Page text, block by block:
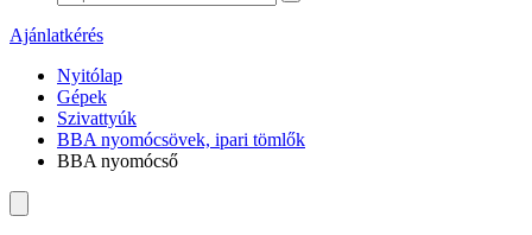
Ajánlatkérés
Nyitólap
Gépek
Szivattyúk
BBA nyomócsövek, ipari tömlők
BBA nyomócső